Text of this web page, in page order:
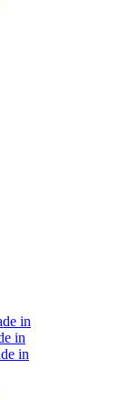
in
in
in